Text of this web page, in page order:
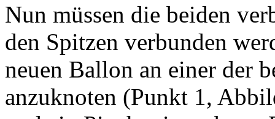
Nun müssen die beiden
den Spitzen verbunden
neuen Ballon an einer der
anzuknoten (Punkt 1,